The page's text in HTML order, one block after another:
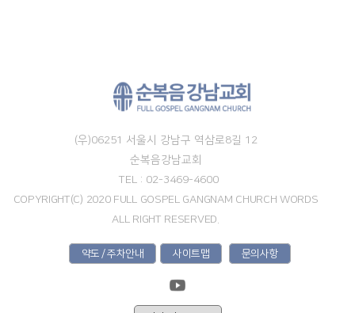
(우)06251 서울시 강남구 역삼로8길 12
순복음강남교회
TEL : 02-3469-4600
COPYRIGHT(C) 2020 FULL GOSPEL GANGNAM CHURCH WORDS
ALL RIGHT RESERVED.
약도 / 주차안내 사이트맵 문의사항